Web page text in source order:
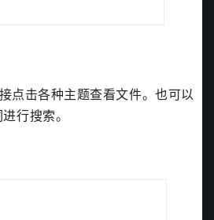
点击各种主题查看文件。也可以
行搜索。